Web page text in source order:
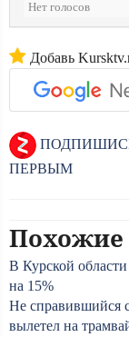
Нет голосов
Добавь
ПЕРВЫМ
Похожие
В Курской
на 15%
Не справившийся
вылетел на